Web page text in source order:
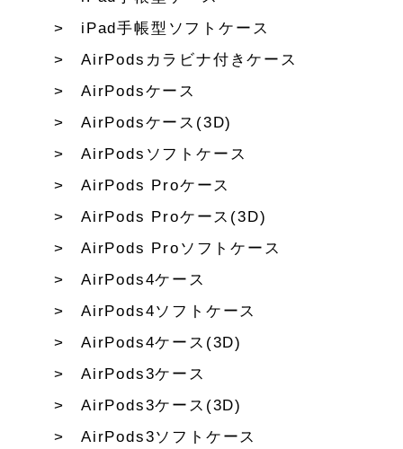
iPad手帳型ソフトケース
AirPodsカラビナ付きケース
AirPodsケース
AirPodsケース(3D)
AirPodsソフトケース
AirPods Proケース
AirPods Proケース(3D)
AirPods Proソフトケース
AirPods4ケース
AirPods4ソフトケース
AirPods4ケース(3D)
AirPods3ケース
AirPods3ケース(3D)
AirPods3ソフトケース